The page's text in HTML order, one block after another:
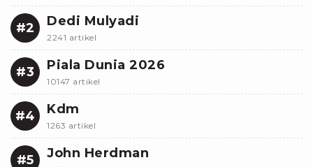
#2 Dedi Mulyadi
2241 artikel
#3 Piala Dunia 2026
10147 artikel
#4 Kdm
1263 artikel
#5 John Herdman